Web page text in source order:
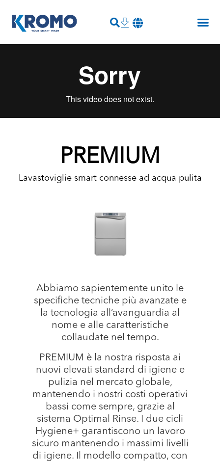
PREMIUM
Lavastoviglie smart connesse ad acqua pulita
Abbiamo sapientemente unito le
specifiche tecniche più avanzate e
la tecnologia all’avanguardia al
nome e alle caratteristiche
collaudate nel tempo.
PREMIUM è la nostra risposta ai
nuovi elevati standard di igiene e
pulizia nel mercato globale,
mantenendo i nostri costi operativi
bassi come sempre, grazie al
sistema Optimal Rinse. I due cicli
Hygiene+ garantiscono un lavoro
sicuro mantenendo i massimi livelli
di igiene. Il modello compatto, con